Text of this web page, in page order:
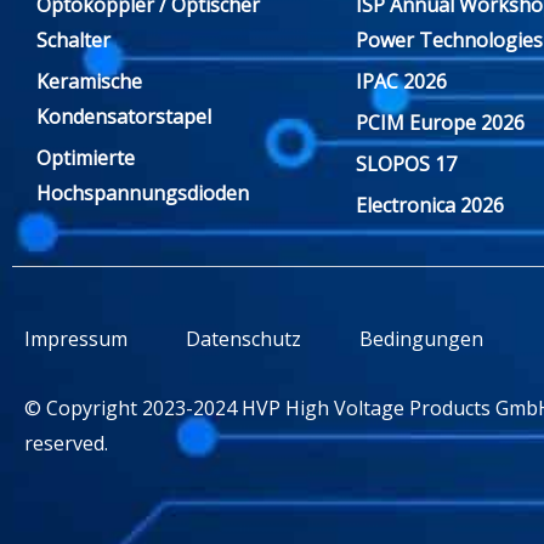
Schalter
Keramische
Kondensatorstapel
Optimierte
Hochspannungsdioden
Power Technologies
IPAC 2026
PCIM Europe 2026
SLOPOS 17
Electronica 2026
Impressum Datenschutz Bedingungen
© Copyright 2023-2024 HVP High Voltage Products
reserved.